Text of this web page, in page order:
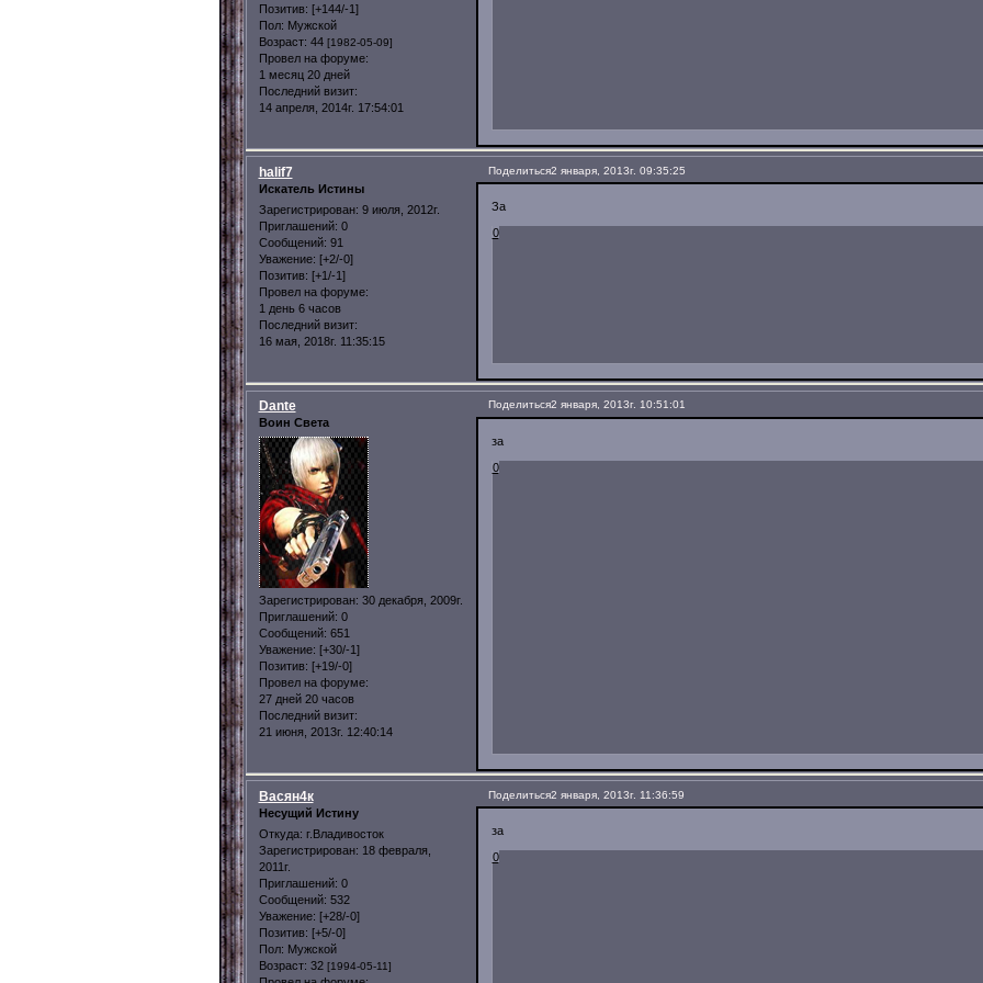
Позитив: [+144/-1]
Пол: Мужской
Возраст: 44 [1982-05-09]
Провел на форуме:
1 месяц 20 дней
Последний визит:
14 апреля, 2014г. 17:54:01
Поделиться2 января, 2013г. 09:35:25
halif7
Искатель Истины
Зарегистрирован: 9 июля, 2012г.
Приглашений: 0
Сообщений: 91
Уважение: [+2/-0]
Позитив: [+1/-1]
Провел на форуме:
1 день 6 часов
Последний визит:
16 мая, 2018г. 11:35:15
За
0
Поделиться2 января, 2013г. 10:51:01
Dante
Воин Света
Зарегистрирован: 30 декабря, 2009г.
Приглашений: 0
Сообщений: 651
Уважение: [+30/-1]
Позитив: [+19/-0]
Провел на форуме:
27 дней 20 часов
Последний визит:
21 июня, 2013г. 12:40:14
за
0
Поделиться2 января, 2013г. 11:36:59
Васян4к
Несущий Истину
Откуда: г.Владивосток
Зарегистрирован: 18 февраля,
2011г.
Приглашений: 0
Сообщений: 532
Уважение: [+28/-0]
Позитив: [+5/-0]
Пол: Мужской
Возраст: 32 [1994-05-11]
за
0